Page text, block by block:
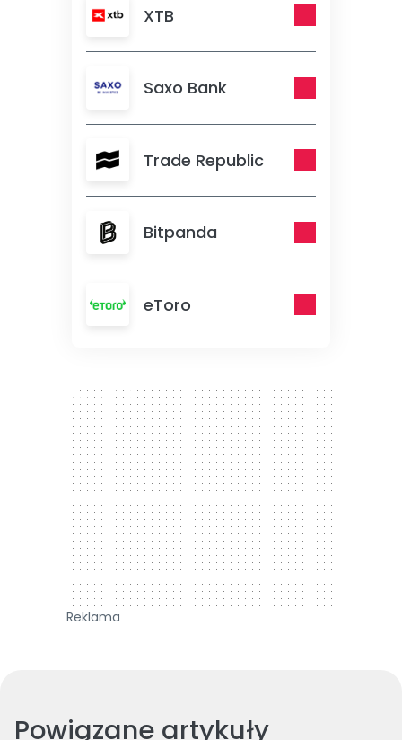
XTB
Saxo Bank
Trade Republic
Bitpanda
eToro
300 x 250
Reklama
Powiązane artykuły